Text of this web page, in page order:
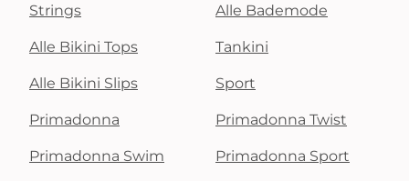
Strings Alle Bademode
Alle Bikini Tops Tankini
Alle Bikini Slips Sport
Primadonna Primadonna Twist
Primadonna Swim Primadonna Sport